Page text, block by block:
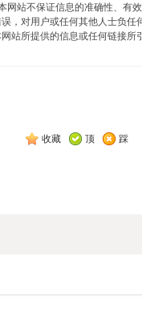
网站不保证信息的准确性、有
，对用户或任何其他人士负
站所提供的信息或任何链接
收藏 顶 踩